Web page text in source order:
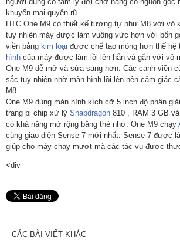
khuyến mại quyến rũ.
HTC One M9 có thiết kế tương tự như M8 với vỏ
tuy nhiên máy được làm vuông vức hơn với bốn
viền bằng kim loại được chế tạo mỏng hơn thế hệ
hình của máy được làm lồi lên hẳn và gắn với vỏ
One M9 dễ mở và sửa sang hơn. Các cạnh viền
sắc tuy nhiên nhờ màn hình lồi lên nên cảm giác
M8.
One M9 dùng màn hình kích cỡ 5 inch độ phân
trang bị chip xử lý Snapdragon 810 , RAM 3 GB
có khả năng mở rộng bằng thẻ nhớ. One M9 chạy
cùng giao diện Sense 7 mới nhất. Sense 7 được
giúp cho máy chạy mượt mà các tác vụ được
<div
CÁC BÀI VIẾT KHÁC